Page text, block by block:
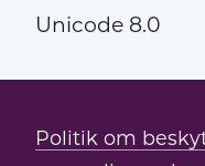
Unicode 8.0
Politik om